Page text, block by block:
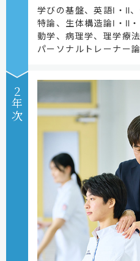
学びの基盤、英語Ⅰ・Ⅱ
特論、生体構造論Ⅰ・Ⅱ
動学、病理学、理学療
パーソナルトレーナー
２年次